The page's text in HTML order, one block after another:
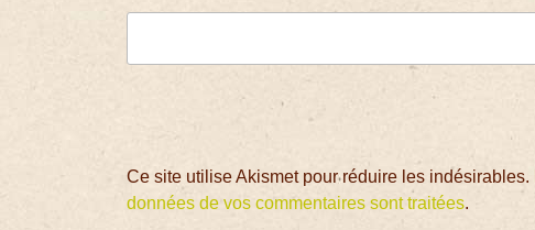
Ce site utilise Akismet pour réduire les indésirables.
données de vos commentaires sont traitées.